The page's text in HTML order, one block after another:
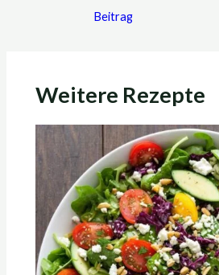
Beitrag
Weitere Rezepte